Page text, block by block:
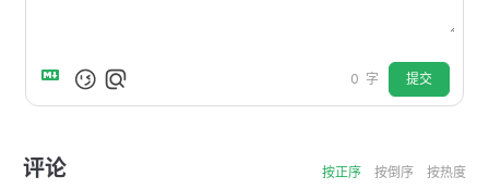
0 字 提交
评论 按正序 按倒序 按热度